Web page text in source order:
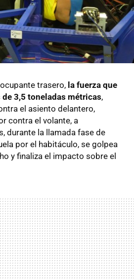
trasero, la fuerza que
3,5 toneladas métricas,
el asiento delantero,
contra el volante, a
durante la llamada fase de
por el habitáculo, se golpea
y finaliza el impacto sobre el